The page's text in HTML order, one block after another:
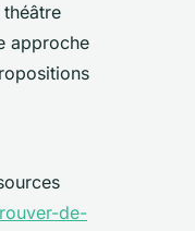
approche
de-